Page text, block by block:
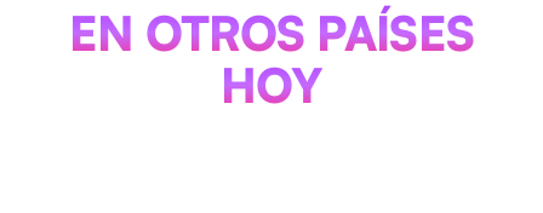
EN OTROS PAÍSES
HOY